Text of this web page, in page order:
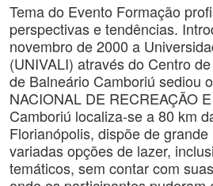
Tema do Evento Formação
perspectivas e tendências.
novembro de 2000 a
(UNIVALI) através do Centro
de Balneário Camboriú sediou
NACIONAL DE RECREAÇÃO
Camboriú localiza-se a 80 km
Florianópolis, dispõe de
variadas opções de lazer,
temáticos, sem contar com